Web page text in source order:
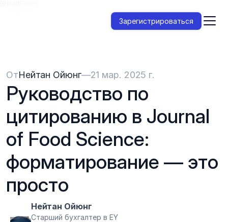
Зарегистрироваться
ОтНейтан Ойюнг—21 мар. 2025 г.
Руководство по
цитированию в Journal
of Food Science:
форматирование — это
просто
Нейтан Ойюнг
Старший бухгалтер в EY